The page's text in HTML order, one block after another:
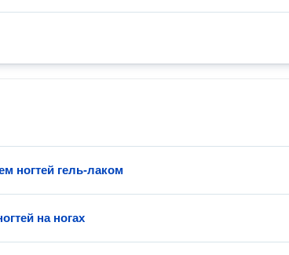
ногтей гель-лаком
на ногах